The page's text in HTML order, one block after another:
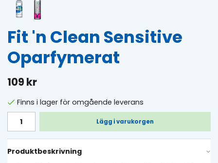
Fit 'n Clean Sensitive
Oparfymerat
109 kr
Finns i lager för omgående leverans
Lägg i varukorgen
Produktbeskrivning